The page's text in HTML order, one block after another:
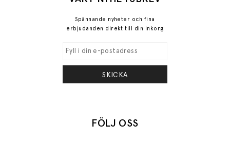
Spännande nyheter och fina
erbjudanden direkt till din inkorg
SKICKA
FÖLJ OSS